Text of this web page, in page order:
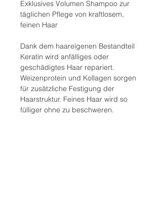
Exklusives Volumen Shampoo zur
täglichen Pflege von kraftlosem,
feinen Haar
Dank dem haareigenen Bestandteil
Keratin wird anfälliges oder
geschädigtes Haar repariert.
Weizenprotein und Kollagen sorgen
für zusätzliche Festigung der
Haarstruktur. Feines Haar wird so
fülliger ohne zu beschweren.